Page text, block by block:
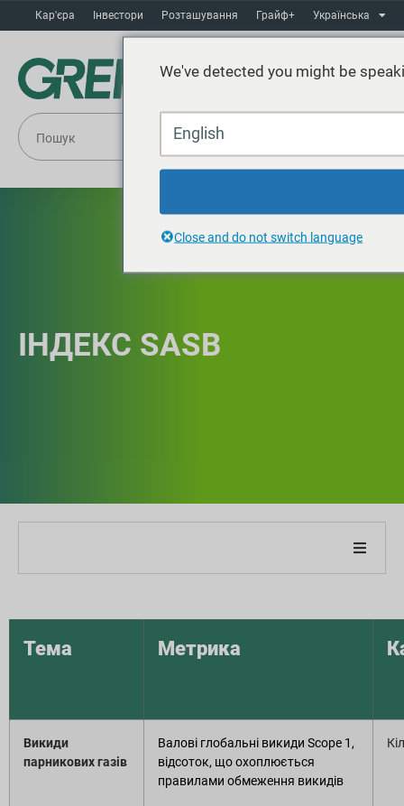
Кар'єра Інвестори Розташування Грайф+ Українська
ІНДЕКС SASB
наш звіт
та продуктивність
Тема Метрика
Викиди
парникових газів
Валові глобальні викиди Scope 1,
відсоток, що охоплюється
правилами обмеження викидів
We've detected you might be
English
Close and do not switch language